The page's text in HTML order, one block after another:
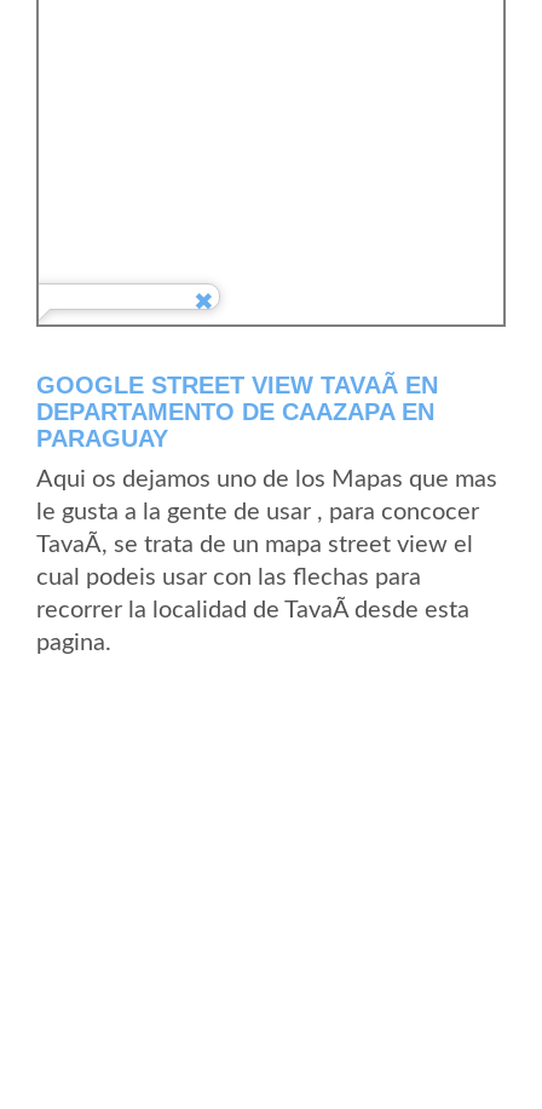
GOOGLE STREET VIEW TAVAÃ­ EN
DEPARTAMENTO DE CAAZAPA EN
PARAGUAY
Aqui os dejamos uno de los Mapas que mas
le gusta a la gente de usar , para concocer
TavaÃ­, se trata de un mapa street view el
cual podeis usar con las flechas para
recorrer la localidad de TavaÃ­ desde esta
pagina.